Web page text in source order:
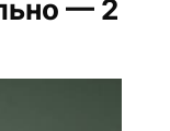
— 2